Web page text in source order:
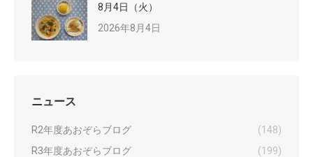
8月4日（火）
2026年8月4日
ニュース
R2年度あおぞらブログ
(148)
R3年度あおぞらブログ
(199)